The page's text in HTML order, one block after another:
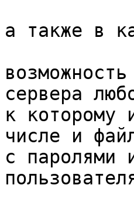
а также в
сервера
к которому
числе и
с паролями